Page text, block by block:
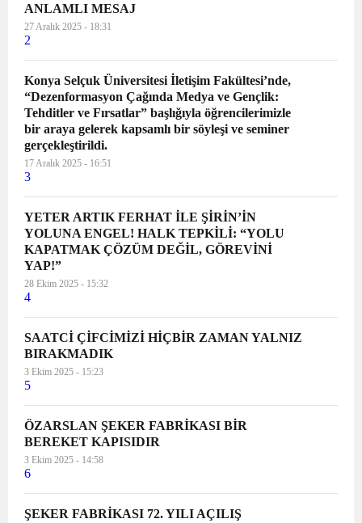
ANLAMLI MESAJ
27 Aralık 2025 - 18:31
2
Konya Selçuk Üniversitesi İletişim Fakültesi’nde,
“Dezenformasyon Çağında Medya ve Gençlik:
Tehditler ve Fırsatlar” başlığıyla öğrencilerimizle
bir araya gelerek kapsamlı bir söyleşi ve seminer
gerçekleştirildi.
17 Aralık 2025 - 16:51
3
YETER ARTIK FERHAT İLE ŞİRİN’İN
YOLUNA ENGEL! HALK TEPKİLİ: “YOLU
KAPATMAK ÇÖZÜM DEĞİL, GÖREVİNİ
YAP!”
28 Ekim 2025 - 15:32
4
SAATCİ ÇİFCİMİZİ HİÇBİR ZAMAN YALNIZ
BIRAKMADIK
3 Ekim 2025 - 15:23
5
ÖZARSLAN ŞEKER FABRİKASI BİR
BEREKET KAPISIDIR
3 Ekim 2025 - 14:58
6
ŞEKER FABRİKASI 72. YILI AÇILIŞ